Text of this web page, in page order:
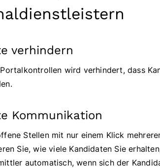
verhindern
wird verhindert, dass
Kommunikation
Stellen mit nur einem Klick
Sie, wie viele Kandidaten Sie
automatisch, wenn sich der